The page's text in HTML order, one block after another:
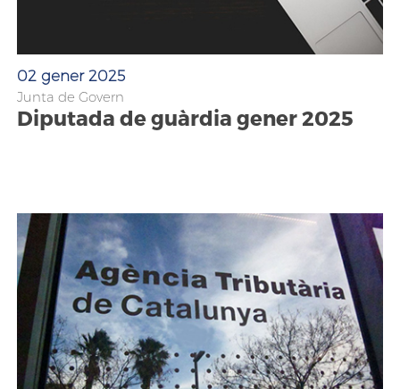
02 gener 2025
Junta de Govern
Diputada de guàrdia gener 2025